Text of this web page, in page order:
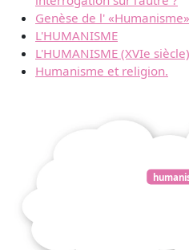
Genèse de l'
L'HUMANISME
L'HUMANISME (XVIe siècle)
Humanisme et religion.